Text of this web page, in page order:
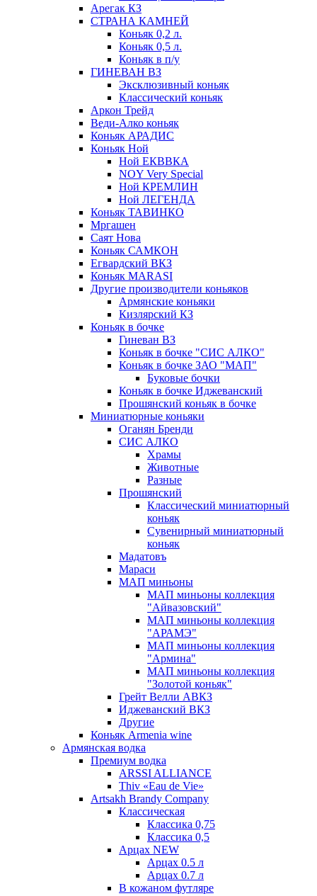
Арегак КЗ
СТРАНА КАМНЕЙ
Коньяк 0,2 л.
Коньяк 0,5 л.
Коньяк в п/у
ГИНЕВАН ВЗ
Эксклюзивный коньяк
Классический коньяк
Аркон Трейд
Веди-Алко коньяк
Коньяк АРАДИС
Коньяк Ной
Ной ЕКВВКА
NOY Very Special
Ной КРЕМЛИН
Ной ЛЕГЕНДА
Коньяк ТАВИНКО
Мргашен
Саят Нова
Коньяк САМКОН
Егвардский ВКЗ
Коньяк MARASI
Другие производители коньяков
Армянские коньяки
Кизлярский КЗ
Коньяк в бочке
Гиневан ВЗ
Коньяк в бочке "СИС АЛКО"
Коньяк в бочке ЗАО "МАП"
Буковые бочки
Коньяк в бочке Иджеванский
Прошянский коньяк в бочке
Миниатюрные коньяки
Оганян Бренди
СИС АЛКО
Храмы
Животные
Разные
Прошянский
Классический миниатюрный
коньяк
Сувенирный миниатюрный
коньяк
Мадатовъ
Мараси
МАП миньоны
МАП миньоны коллекция
"Айвазовский"
МАП миньоны коллекция
"АРАМЭ"
МАП миньоны коллекция
"Армина"
МАП миньоны коллекция
"Золотой коньяк"
Грейт Велли АВКЗ
Иджеванский ВКЗ
Другие
Коньяк Armenia wine
Армянская водка
Премиум водка
ARSSI ALLIANCE
Thiv «Eau de Vie»
Artsakh Brandy Company
Классическая
Классика 0,75
Классика 0,5
Арцах NEW
Арцах 0.5 л
Арцах 0.7 л
В кожаном футляре